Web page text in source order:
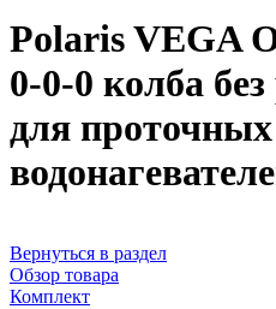
Polaris VEGA
0-0-0 колба
для проточных
Вернуться в раздел
Обзор товара
Комплект